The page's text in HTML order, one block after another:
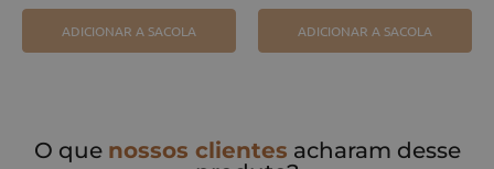
ADICIONAR A SACOLA ADICIONAR A SACOLA
O que nossos clientes acharam desse